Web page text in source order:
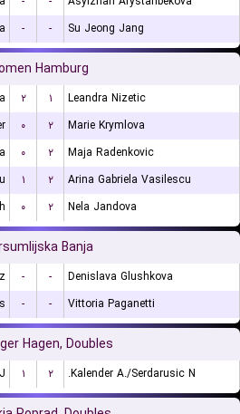
- - Su Jeong Jang
Hamburg
۲ ۱
Leandra Nizetic
۰ ۲
Marie Krymlova
۰ ۲
Maja Radenkovic
۱ ۲
Arina Gabriela Vasilescu
۰ ۲ Nela Jandova
Banja
- -
Denislava Glushkova
- - Vittoria Paganetti
Hagen, Doubles
۱ ۲ Kalender A./Serdarusic N.